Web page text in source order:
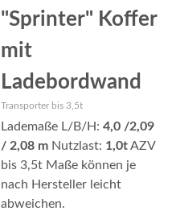
"Sprinter" Koffer
mit
Ladebordwand
Transporter bis 3,5t
Lademaße L/B/H: 4,0 /2,09
/ 2,08 m Nutzlast: 1,0tAZV
bis 3,5t Maße können je
nach Hersteller leicht
abweichen.